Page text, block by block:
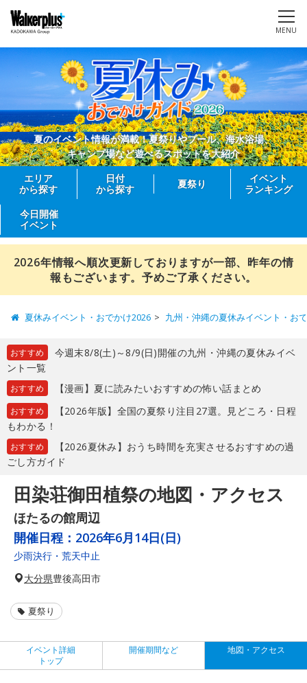
MENU
夏のイベント情報が満載！夏祭りやプール、海水浴場、
キャンプ場など遊べるスポットを大紹介
エリア
から探す
日付
から探す
夏祭り
イベント
ランキング
今日開催
イベント
2026年情報へ順次更新しておりますが一部、昨年の情
報もございます。予めご了承ください。
夏休みイベント・おでかけ2026 九州・沖縄の夏休みイベント・お
おすすめ
今週末8/8(土)～8/9(日)開催の九州・沖縄の夏休みイベ
ント一覧
おすすめ 【漫画】夏に読みたいおすすめの怖い話まとめ
おすすめ
【2026年版】全国の夏祭り注目27選。見どころ・日程
もわかる！
おすすめ
【2026夏休み】おうち時間を充実させるおすすめの過
ごし方ガイド
田染荘御田植祭の地図・アクセス
ほたるの館周辺
開催日程： 2026年6月14日(日)
少雨決行・荒天中止
大分県豊後高田市
夏祭り
イベント詳細
トップ
開催期間など 地図・アクセス